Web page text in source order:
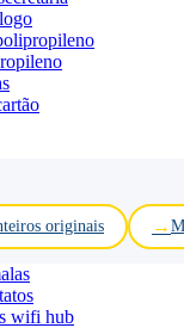
originais
wifi hub